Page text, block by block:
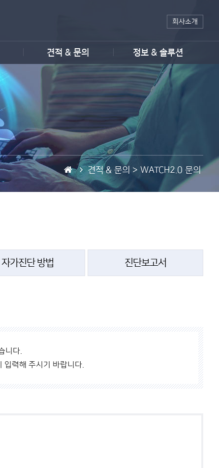
회사소개
견적 & 문의 정보 & 솔루션
홈
페
가
견적 & 문의 > WATCH2.0 문의
자가진단 방법 진단보고서
니다.
력해 주시기 바랍니다.